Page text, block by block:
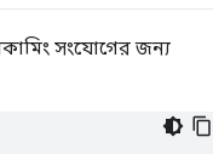
সংযোগের জন্য